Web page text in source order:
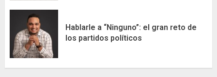
Hablarle a “Ninguno”: el gran reto de
los partidos políticos